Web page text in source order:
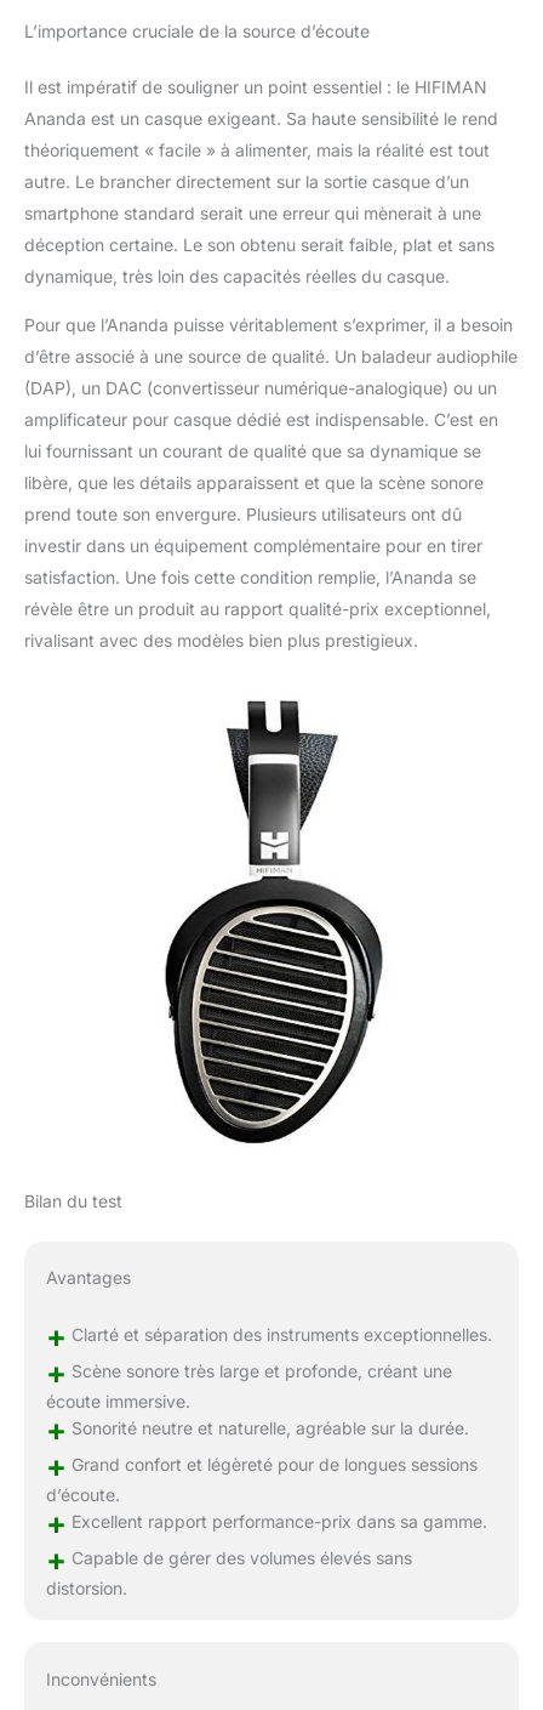
L’importance cruciale de la source d’écoute
Il est impératif de souligner un point essentiel : le HIFIMAN
Ananda est un casque exigeant. Sa haute sensibilité le rend
théoriquement « facile » à alimenter, mais la réalité est tout
autre. Le brancher directement sur la sortie casque d’un
smartphone standard serait une erreur qui mènerait à une
déception certaine. Le son obtenu serait faible, plat et sans
dynamique, très loin des capacités réelles du casque.
Pour que l’Ananda puisse véritablement s’exprimer, il a besoin
d’être associé à une source de qualité. Un baladeur audiophile
(DAP), un DAC (convertisseur numérique-analogique) ou un
amplificateur pour casque dédié est indispensable. C’est en
lui fournissant un courant de qualité que sa dynamique se
libère, que les détails apparaissent et que la scène sonore
prend toute son envergure. Plusieurs utilisateurs ont dû
investir dans un équipement complémentaire pour en tirer
satisfaction. Une fois cette condition remplie, l’Ananda se
révèle être un produit au rapport qualité-prix exceptionnel,
rivalisant avec des modèles bien plus prestigieux.
Bilan du test
Avantages
+ Clarté et séparation des instruments exceptionnelles.
+ Scène sonore très large et profonde, créant une
écoute immersive.
+ Sonorité neutre et naturelle, agréable sur la durée.
+ Grand confort et légèreté pour de longues sessions
d’écoute.
+ Excellent rapport performance-prix dans sa gamme.
+ Capable de gérer des volumes élevés sans
distorsion.
Inconvénients